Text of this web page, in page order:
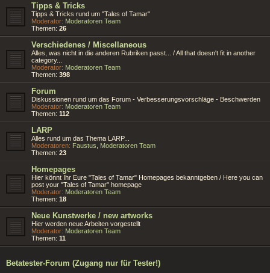
Tipps & Tricks
Tipps & Tricks rund um "Tales of Tamar"
Moderator: Moderatoren Team
Themen: 26
Verschiedenes / Miscellaneous
Alles, was nicht in die anderen Rubriken passt... / All that doesn't fit in another
category...
Moderator: Moderatoren Team
Themen: 398
Forum
Diskussionen rund um das Forum - Verbesserungsvorschläge - Beschwerden
Moderator: Moderatoren Team
Themen: 112
LARP
Alles rund um das Thema LARP...
Moderatoren: Faustus
Moderatoren Team
Themen: 23
Homepages
Hier könnt Ihr Eure "Tales of Tamar" Homepages bekanntgeben / Here you can
post your "Tales of Tamar" homepage
Moderator: Moderatoren Team
Themen: 18
Neue Kunstwerke / new artworks
Hier werden neue Arbeiten vorgestellt
Moderator: Moderatoren Team
Themen: 11
Betatester-Forum (Zugang nur für Tester!)